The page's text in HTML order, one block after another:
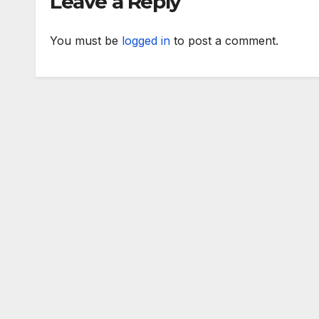
You must be logged in to post a comment.